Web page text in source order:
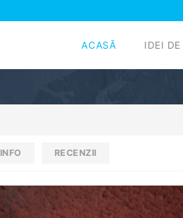
ACASĂ IDEI
INFO RECENZII